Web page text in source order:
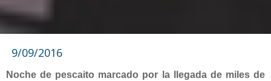
9/09/2016
Noche de pescaito marcado por la llegada de miles de